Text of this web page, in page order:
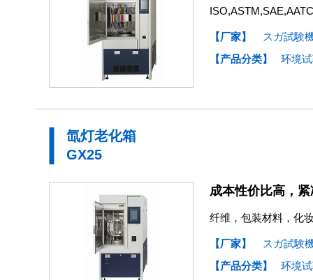
【厂家】
スガ試験
【产品分类】
环境
氙灯老化箱
GX25
成本性价比高，
纤维，包装材料，化
【厂家】
スガ試験
【产品分类】
环境